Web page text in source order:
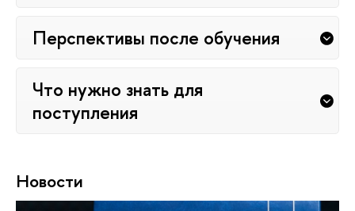
Перспективы после обучения
Что нужно знать для
поступления
Новости